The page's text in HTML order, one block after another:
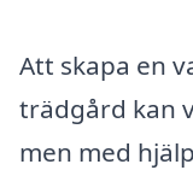
Att skapa en
trädgård kan
men med